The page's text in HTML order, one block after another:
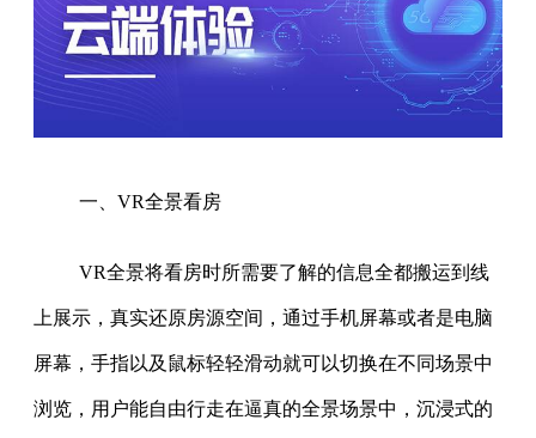
一、VR全景看房
VR全景将看房时所需要了解的信息全都搬运到线
上展示，真实还原房源空间，通过手机屏幕或者是电脑
屏幕，手指以及鼠标轻轻滑动就可以切换在不同场景中
浏览，用户能自由行走在逼真的全景场景中，沉浸式的